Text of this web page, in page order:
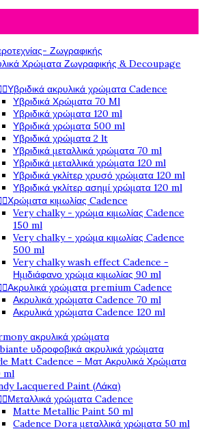
Ζωγραφικής
Χρώματα Ζωγραφικής & Decoupage
Υβριδικά ακρυλικά χρώματα Cadence
Υβριδικά Χρώματα 70 Ml
Υβριδικά χρώματα 120 ml
Υβριδικά χρώματα 500 ml
Υβριδικά χρώματα 2 lt
Υβριδικά μεταλλικά χρώματα 70 ml
Υβριδικά μεταλλικά χρώματα 120 ml
Υβριδικά γκλίτερ χρυσό χρώματα 120 ml
Υβριδικά γκλίτερ ασημί χρώματα 120 ml
Χρώματα κιμωλίας Cadence
Very chalky - χρώμα κιμωλίας Cadence
150 ml
Very chalky - χρώμα κιμωλίας Cadence
500 ml
Very chalky wash effect Cadence -
Ημιδιάφανο χρώμα κιμωλίας 90 ml
Ακρυλικά χρώματα premium Cadence
Ακρυλικά χρώματα Cadence 70 ml
Ακρυλικά χρώματα Cadence 120 ml
ακρυλικά χρώματα
υδροφοβικά ακρυλικά χρώματα
Matt Cadence – Ματ Ακρυλικά Χρώματα
ml
Lacquered Paint (Λάκα)
Μεταλλικά χρώματα Cadence
Matte Metallic Paint 50 ml
Cadence Dora μεταλλικά χρώματα 50 ml